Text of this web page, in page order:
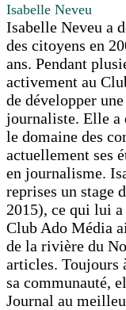
Isabelle Neveu
Isabelle Neveu a
des citoyens en
ans. Pendant
activement au
de développer
journaliste. Elle a
le domaine des
actuellement ses
en journalisme.
reprises un stage
2015), ce qui lui
Club Ado Média
de la rivière du
articles. Toujours
sa communauté,
Journal au